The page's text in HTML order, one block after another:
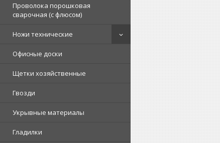
Проволока порошковая
сварочная (с флюсом)
Ножи технические
Офисные доски
Щетки хозяйственные
Гвозди
Укрывные материалы
Гладилки